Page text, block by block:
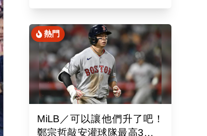
砲 第26轟再寫日本紀錄
熱門
MiLB／可以讓他們升了吧！
鄭宗哲敲安灌球隊最高3打點